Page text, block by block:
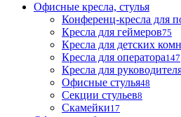
Офисные кресла, стулья
Конференц-кресла для
Кресла для геймеров75
Кресла для детских
Кресла для оператора147
Кресла для
Офисные стулья48
Секции стульев8
Скамейки17